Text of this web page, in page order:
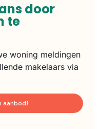
door
te
woning meldingen
makelaars via
aanbod!